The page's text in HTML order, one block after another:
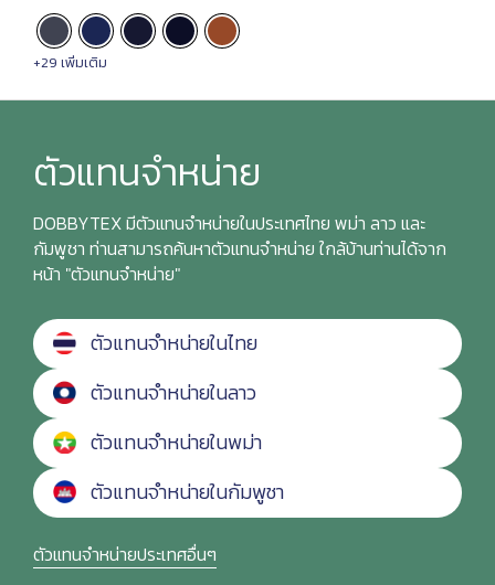
+29 เพิ่มเติม
ตัวแทนจำหน่าย
DOBBYTEX มีตัวแทนจำหน่ายในประเทศไทย พม่า ลาว และ
กัมพูชา ท่านสามารถค้นหาตัวแทนจำหน่าย ใกล้บ้านท่านได้จาก
หน้า "ตัวแทนจำหน่าย"
ตัวแทนจำหน่ายในไทย
ตัวแทนจำหน่ายในลาว
ตัวแทนจำหน่ายในพม่า
ตัวแทนจำหน่ายในกัมพูชา
ตัวแทนจำหน่ายประเทศอื่นๆ